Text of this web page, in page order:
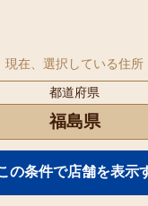
現在、選択している住所
都道府県
福島県